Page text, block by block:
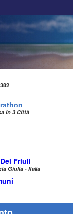
In 3 Città
Friuli
Giulia - Italia